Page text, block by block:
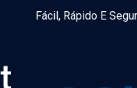
BASE
Fácil, Rápido E